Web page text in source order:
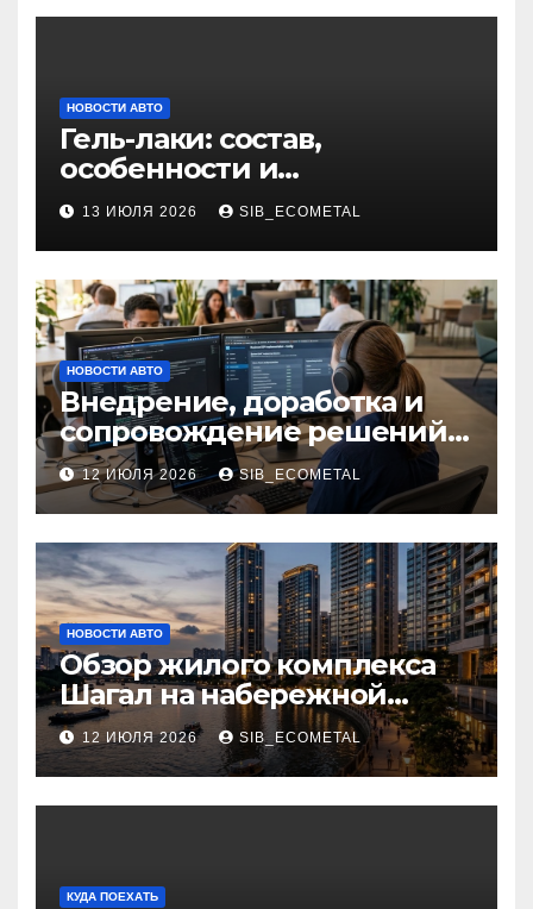
НОВОСТИ АВТО
Гель-лаки: состав,
особенности и
применение в маникюре
13 ИЮЛЯ 2026 SIB_ECOMETAL
НОВОСТИ АВТО
Внедрение, доработка и
сопровождение решений
на платформе 1С
12 ИЮЛЯ 2026 SIB_ECOMETAL
НОВОСТИ АВТО
Обзор жилого комплекса
Шагал на набережной
Марка Шагала
12 ИЮЛЯ 2026 SIB_ECOMETAL
КУДА ПОЕХАТЬ